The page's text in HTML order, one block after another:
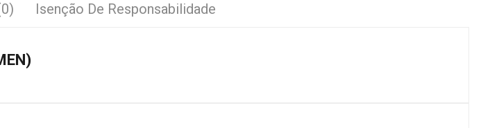
Isenção De Responsabilidade